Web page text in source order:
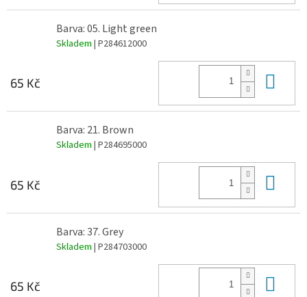
Barva: 05. Light green
Skladem | P284612000
65 Kč
Barva: 21. Brown
Skladem | P284695000
65 Kč
Barva: 37. Grey
Skladem | P284703000
65 Kč